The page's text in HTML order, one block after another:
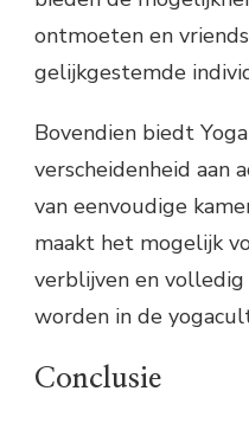
ontmoeten en
gelijkgestemde
Bovendien biedt
verscheidenheid aan
van eenvoudige
maakt het mogelijk
verblijven en
worden in de
Conclusie